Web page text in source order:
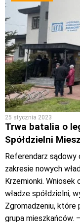
25 stycznia 2023
Trwa batalia o
Spółdzielni
Referendarz sądowy
zakresie nowych
Krzemionki. Wniosek
władze spółdzielni,
Zgromadzeniu, które
grupa mieszkańców.